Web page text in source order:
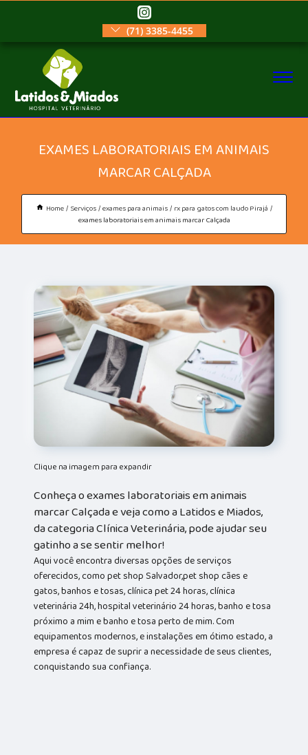
(71) 3385-4455
EXAMES LABORATORIAIS EM ANIMAIS
MARCAR CALÇADA
Home Serviços exames para animais rx para gatos com laudo Pirajá
exames laboratoriais em animais marcar Calçada
Clique na imagem para expandir
Conheça o exames laboratoriais em animais
marcar Calçada e veja como a Latidos e Miados,
da categoria Clínica Veterinária, pode ajudar seu
gatinho a se sentir melhor!
Aqui você encontra diversas opções de serviços
oferecidos, como pet shop Salvador,pet shop cães e
gatos, banhos e tosas, clínica pet 24 horas, clínica
veterinária 24h, hospital veterinário 24 horas, banho e tosa
próximo a mim e banho e tosa perto de mim. Com
equipamentos modernos, e instalações em ótimo estado, a
empresa é capaz de suprir a necessidade de seus clientes,
conquistando sua confiança.